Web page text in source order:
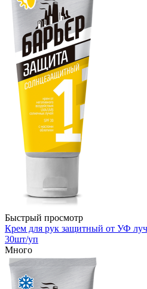
Быстрый просмотр
Крем для рук защитный от УФ
30шт/уп
Много